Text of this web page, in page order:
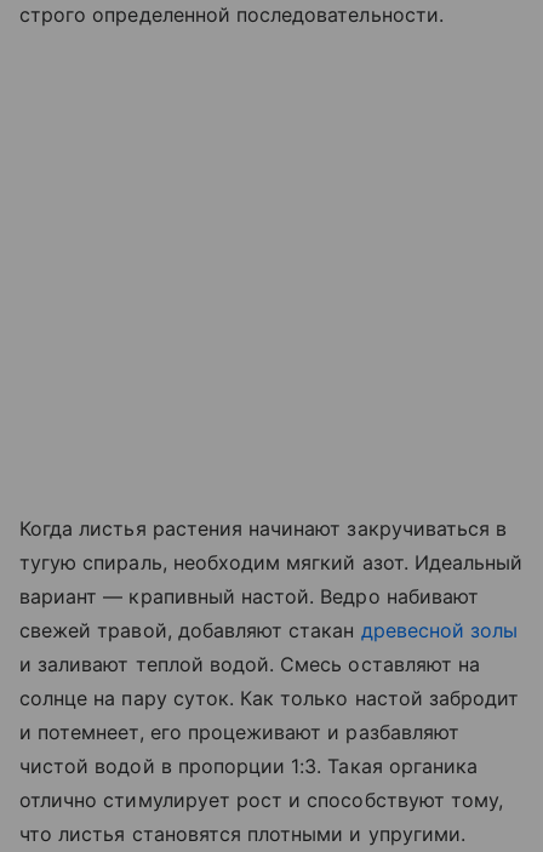
строго определенной последовательности.
Когда листья растения начинают закручиваться в
тугую спираль, необходим мягкий азот. Идеальный
вариант — крапивный настой. Ведро набивают
свежей травой, добавляют стакан древесной золы
и заливают теплой водой. Смесь оставляют на
солнце на пару суток. Как только настой забродит
и потемнеет, его процеживают и разбавляют
чистой водой в пропорции 1:3. Такая органика
отлично стимулирует рост и способствуют тому,
что листья становятся плотными и упругими.